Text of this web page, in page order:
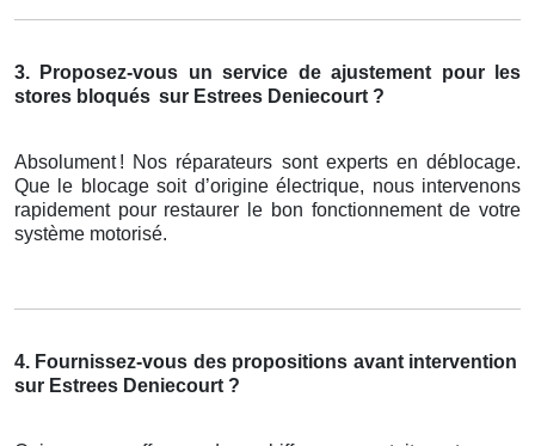
3. Proposez-vous un service de ajustement pour les
stores bloqués sur Estrees Deniecourt ?
Absolument ! Nos réparateurs sont experts en déblocage.
Que le blocage soit d’origineé lectrique, nous intervenons
rapidement pour restaurer le bon fonctionnement de votre
système motorisé.
4. Fournissez-vous des propositions avant intervention
sur Estrees Deniecourt ?